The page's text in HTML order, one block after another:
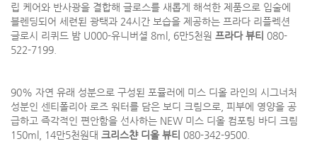
립 케어와 반사광을 결합해 글로스를 새롭게 해석한 제품으로 입술에
블렌딩되어 세련된 광택과 24시간 보습을 제공하는 프라다 리플렉션
글로시 리퀴드 밤 U000-유니버셜 8ml, 6만5천원 프라다 뷰티 080-
522-7199.
90% 자연 유래 성분으로 구성된 포뮬러에 미스 디올 라인의 시그너처
성분인 센티폴리아 로즈 워터를 담은 보디 크림으로, 피부에 영양을 공
급하고 즉각적인 편안함을 선사하는 NEW 미스 디올 컴포팅 바디 크림
150ml, 14만5천원대 크리스챤 디올 뷰티 080-342-9500.